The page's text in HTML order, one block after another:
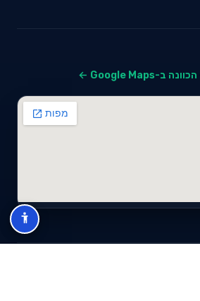
הכוונה ב-Google Maps ←